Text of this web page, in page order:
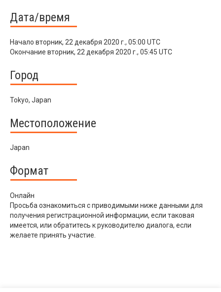
Дата/время
Начало вторник, 22 декабря 2020 г., 05:00 UTC
Окончание вторник, 22 декабря 2020 г., 05:45 UTC
Город
Tokyo, Japan
Местоположение
Japan
Формат
Онлайн
Просьба ознакомиться с приводимыми ниже данными для
получения регистрационной информации, если таковая
имеется, или обратитесь к руководителю диалога, если
желаете принять участие.